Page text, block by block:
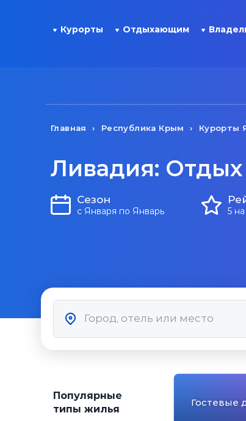
Курорты Отдыхающим
Главная Республика Крым Курорты
Ливадия:
Сезон
с Января по Январь 5
Популярные
типы жилья
Гостевые